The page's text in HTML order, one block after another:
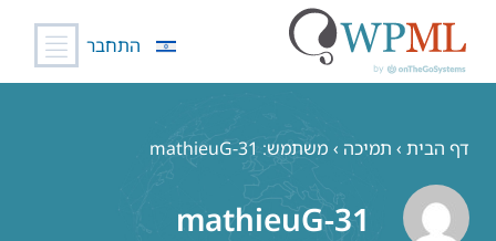
התחבר
דף הבית › תמיכה › משתמש: mathieuG-31
mathieuG-31